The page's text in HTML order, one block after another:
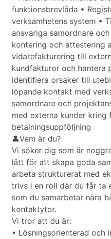
funktionsbrevlåda •
verksamhetens system •
ansvariga samordnare
kontering och attestering
vidarefakturering till
kundfakturor och hantera
identifiera orsaker till
löpande kontakt med
samordnare och
med externa kunder
betalningsuppföljning
👤Vem är du?
Vi söker dig som är
lätt för att skapa goda
arbeta strukturerat med
trivs i en roll där du får ta
som du samarbetar nära
kontaktytor.
Vi tror att du är:
• Lösningsorienterad och